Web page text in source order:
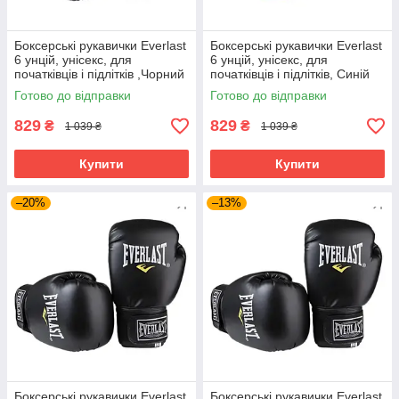
Боксерські рукавички Everlast
6 унцій, унісекс, для
початківців і підлітків ,Чорний
(EF-0370-6-BK)
Готово до відправки
829 ₴ 1 039 ₴
Купити
Боксерські рукавички Everlast
6 унцій, унісекс, для
початківців і підлітків, Синій
(EF-0370-6-BL)
Готово до відправки
829 ₴ 1 039 ₴
Купити
–20% –13%